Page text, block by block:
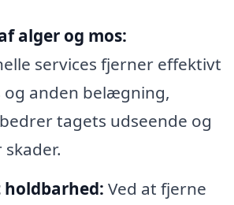
alger og mos:
services fjerner effektivt
og anden belægning,
tagets udseende og
holdbarhed: Ved at fjerne